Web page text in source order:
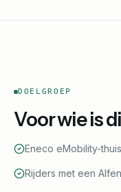
DOELGROEP
Voor wie is
Eneco eMobility-
Rijders met een